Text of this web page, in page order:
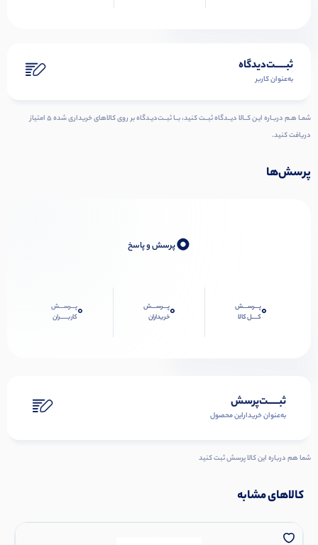
ثبـــــت‌دیدگاه
به‌عنوان کاربر
شمـا هـم دربـاره ایـن کــالا دیــدگاه ثبــت کنید، بــا ثبــت‌دیـدگاه بر روی کالاهای خریداری شده ۵ امتیاز
دریافت کنید.
پرسش‌ها
0پرسش و پاسخ
0پـــرســـش
کــــل کالا
0پـــرســـش
خریداران
0پـــرســـش
کاربـــــران
ثبـــــت‌پرسش
به‌عنوان ‌خریدار‌این‌ محصول
شما هم درباره این کالا پرسش ثبت کنید
کالاهای مشابه